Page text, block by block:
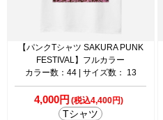
【パンクTシャツ SAKURA PUNK
FESTIVAL】フルカラー
カラー数：44 | サイズ数： 13
4,000円 (税込4,400円)
Tシャツ